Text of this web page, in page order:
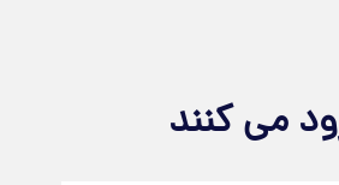
می کنند